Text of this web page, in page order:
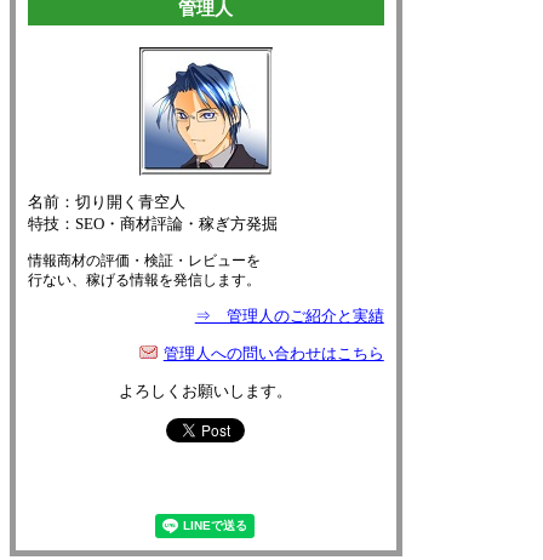
管理人
名前：切り開く青空人
特技：SEO・商材評論・稼ぎ方発掘
情報商材の評価・検証・レビューを
行ない、稼げる情報を発信します。
⇒ 管理人のご紹介と実績
管理人への問い合わせはこちら
よろしくお願いします。